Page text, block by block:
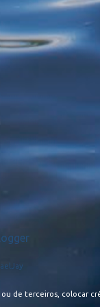
de terceiros, colocar